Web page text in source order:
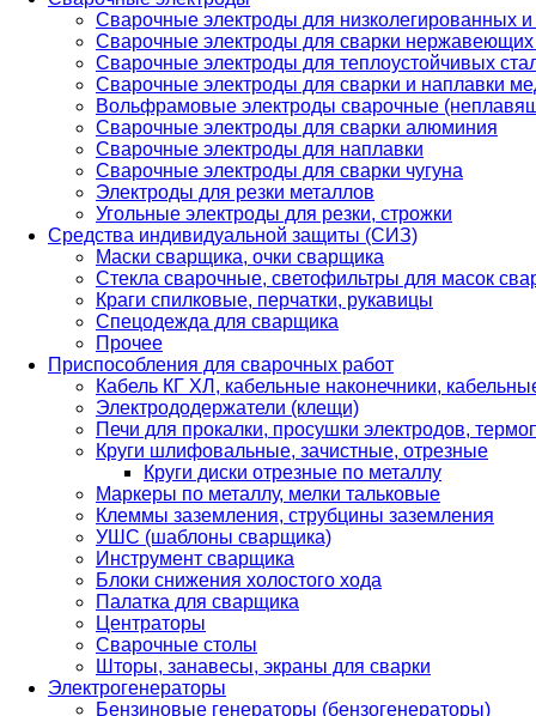
Сварочные электроды для низколегированных и
Сварочные электроды для сварки
Сварочные электроды для теплоустойчивых
Сварочные электроды для сварки и наплавки
Вольфрамовые электроды сварочные
Сварочные электроды для сварки алюминия
Сварочные электроды для наплавки
Сварочные электроды для сварки чугуна
Электроды для резки металлов
Угольные электроды для резки, строжки
Средства индивидуальной защиты (СИЗ)
Маски сварщика, очки сварщика
Стекла сварочные, светофильтры для масок
Краги спилковые, перчатки, рукавицы
Спецодежда для сварщика
Прочее
Приспособления для сварочных работ
Кабель КГ ХЛ, кабельные наконечники,
Электрододержатели (клещи)
Печи для прокалки, просушки электродов,
Круги шлифовальные, зачистные, отрезные
Круги диски отрезные по металлу
Маркеры по металлу, мелки тальковые
Клеммы заземления, струбцины заземления
УШС (шаблоны сварщика)
Инструмент сварщика
Блоки снижения холостого хода
Палатка для сварщика
Центраторы
Сварочные столы
Шторы, занавесы, экраны для сварки
Электрогенераторы
Бензиновые генераторы (бензогенераторы)